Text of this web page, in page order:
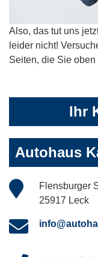
Also, das tut uns
leider nicht!
Seiten, die Sie
Ihr
Autohaus
Flensburger
25917 Leck